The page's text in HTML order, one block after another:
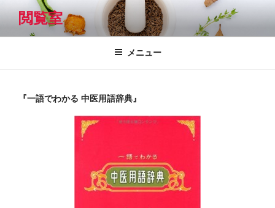
テ
閲覧室
メニュー
『一語でわかる 中医用語辞典』